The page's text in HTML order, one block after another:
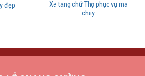
đẹp
Xe tang chữ Thọ phục vụ ma
chay